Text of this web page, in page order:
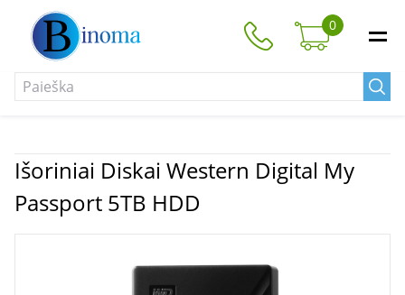
0
Išoriniai Diskai Western Digital My
Passport 5TB HDD